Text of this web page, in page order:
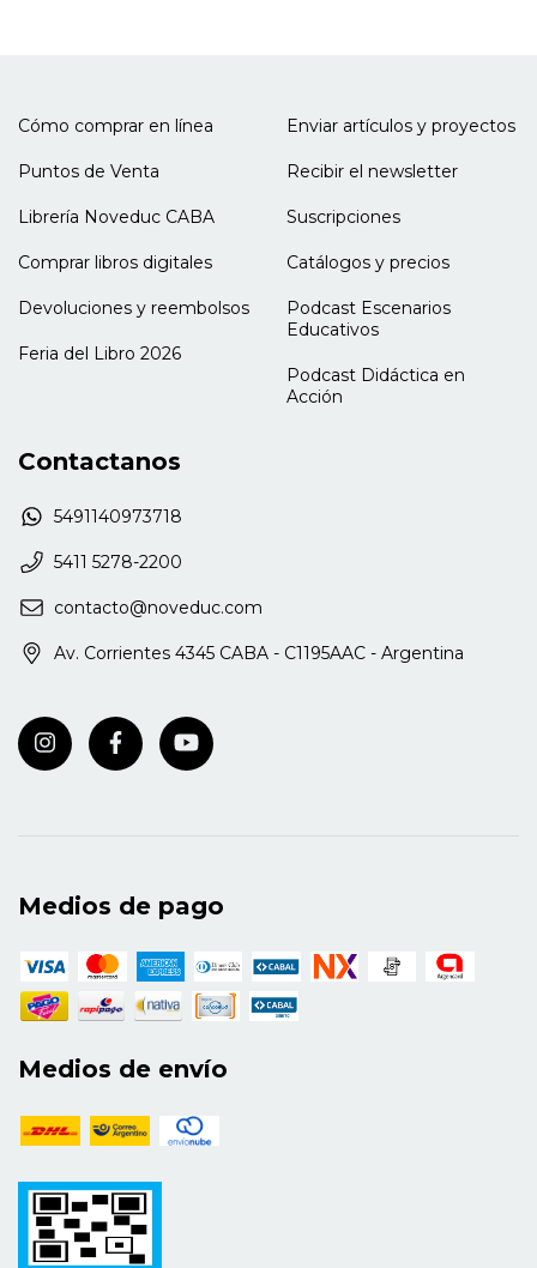
Cómo comprar en línea
Puntos de Venta
Librería Noveduc CABA
Comprar libros digitales
Devoluciones y reembolsos
Feria del Libro 2026
Enviar artículos y proyectos
Recibir el newsletter
Suscripciones
Catálogos y precios
Podcast Escenarios
Educativos
Podcast Didáctica en
Acción
Contactanos
5491140973718
5411 5278-2200
contacto@noveduc.com
Av. Corrientes 4345 CABA - C1195AAC - Argentina
Medios de pago
Medios de envío